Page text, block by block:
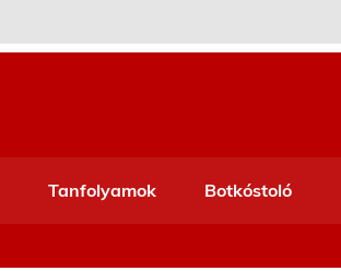
Tanfolyamok Botkóstoló